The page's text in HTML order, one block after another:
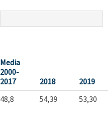
Media
2000-
2017
2018
2019
48,8 54,39 53,30